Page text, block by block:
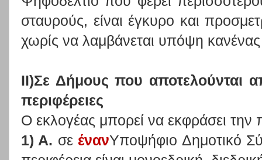
σταυρούς, είναι έγκυρο και
χωρίς να λαμβάνεται υπόψη
ΙΙ)Σε Δήμους που αποτελούνται
περιφέρειες
Ο εκλογέας μπορεί να εκφράσει την
1) Α. σε ένανΥποψήφιο Δημοτικό